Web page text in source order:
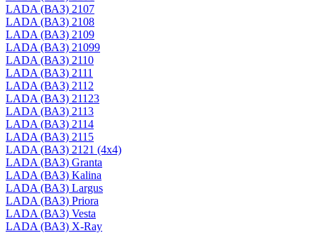
LADA (ВАЗ) 2107
LADA (ВАЗ) 2108
LADA (ВАЗ) 2109
LADA (ВАЗ) 21099
LADA (ВАЗ) 2110
LADA (ВАЗ) 2111
LADA (ВАЗ) 2112
LADA (ВАЗ) 21123
LADA (ВАЗ) 2113
LADA (ВАЗ) 2114
LADA (ВАЗ) 2115
LADA (ВАЗ) 2121 (4x4)
LADA (ВАЗ) Granta
LADA (ВАЗ) Kalina
LADA (ВАЗ) Largus
LADA (ВАЗ) Priora
LADA (ВАЗ) Vesta
LADA (ВАЗ) X-Ray